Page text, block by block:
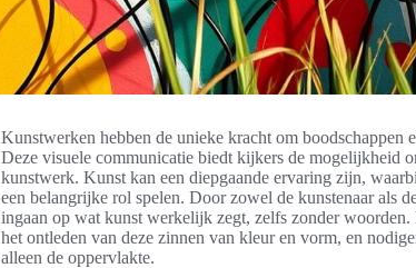
Kunstwerken hebben de unieke kracht om boodschappen
Deze visuele communicatie biedt kijkers de mogelijkheid
kunstwerk. Kunst kan een diepgaande ervaring zijn,
een belangrijke rol spelen. Door zowel de kunstenaar als
ingaan op wat kunst werkelijk zegt, zelfs zonder woorden.
het ontleden van deze zinnen van kleur en vorm, en
alleen de oppervlakte.